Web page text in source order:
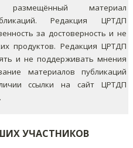
материал
Редакция ЦРТДП
за достоверность и не
продуктов. Редакция ЦРТДП
и не поддерживать мнения
материалов публикаций
ссылки на сайт ЦРТДП
.
УЧАСТНИКОВ